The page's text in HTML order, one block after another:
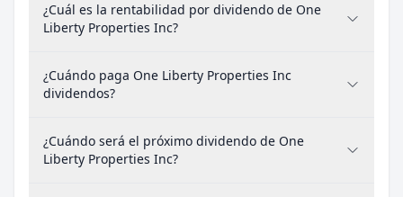
¿Cuál es la rentabilidad por dividendo de One
Liberty Properties Inc?
¿Cuándo paga One Liberty Properties Inc
dividendos?
¿Cuándo será el próximo dividendo de One
Liberty Properties Inc?